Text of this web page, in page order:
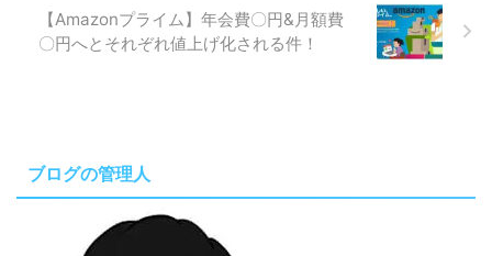
【Amazonプライム】年会費〇円&月額費
〇円へとそれぞれ値上げ化される件！
ブログの管理人